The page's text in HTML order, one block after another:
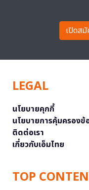
เปิดส
LEGAL
นโยบายคุกกี้
นโยบายการคุ้มครอง
ติดต่อเรา
เกี่ยวกับเอ็มไทย
TOP